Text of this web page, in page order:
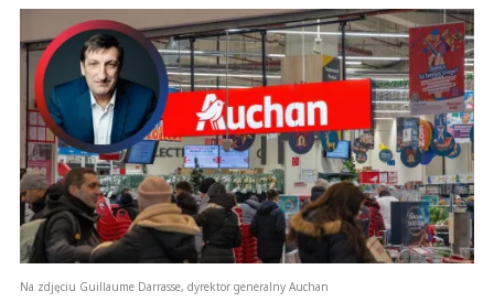
Na zdjęciu Guillaume Darrasse, dyrektor generalny Auchan